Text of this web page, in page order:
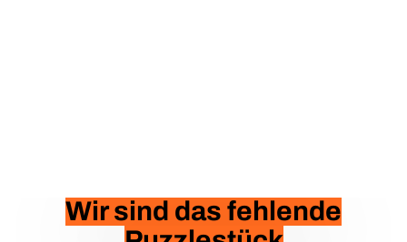
Wir sind das fehlende